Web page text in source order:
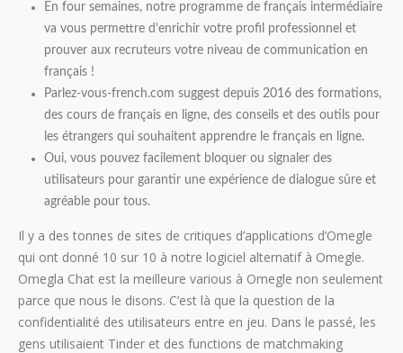
En four semaines, notre programme de français intermédiaire
va vous permettre d’enrichir votre profil professionnel et
prouver aux recruteurs votre niveau de communication en
français !
Parlez-vous-french.com suggest depuis 2016 des formations,
des cours de français en ligne, des conseils et des outils pour
les étrangers qui souhaitent apprendre le français en ligne.
Oui, vous pouvez facilement bloquer ou signaler des
utilisateurs pour garantir une expérience de dialogue sûre et
agréable pour tous.
Il y a des tonnes de sites de critiques d’applications d’Omegle
qui ont donné 10 sur 10 à notre logiciel alternatif à Omegle.
Omegla Chat est la meilleure various à Omegle non seulement
parce que nous le disons. C’est là que la question de la
confidentialité des utilisateurs entre en jeu. Dans le passé, les
gens utilisaient Tinder et des functions de matchmaking